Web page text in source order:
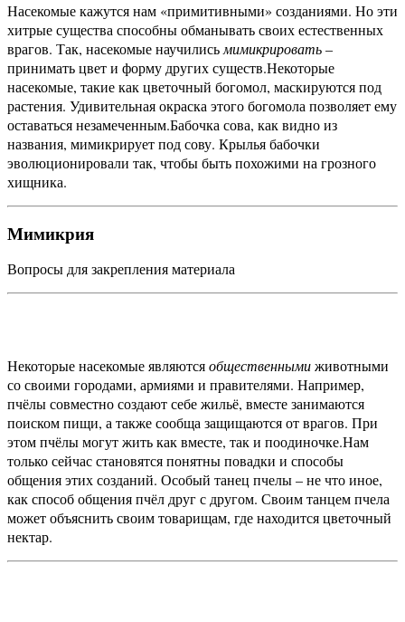
Насекомые кажутся нам «примитивными» созданиями. Но эти
хитрые существа способны обманывать своих естественных
врагов. Так, насекомые научилисьмимикрировать–
принимать цвет и форму других существ.Некоторые
насекомые, такие как цветочный богомол, маскируются под
растения. Удивительная окраска этого богомола позволяет ему
оставаться незамеченным.Бабочка сова, как видно из
названия, мимикрирует под сову. Крылья бабочки
эволюционировали так, чтобы быть похожими на грозного
хищника.
Мимикрия
Вопросы для закрепления материала
Некоторые насекомые являютсяобщественнымиживотными
со своими городами, армиями и правителями. Например,
пчёлы совместно создают себе жильё, вместе занимаются
поиском пищи, а также сообща защищаются от врагов. При
этом пчёлы могут жить как вместе, так и поодиночке.Нам
только сейчас становятся понятны повадки и способы
общения этих созданий. Особый танец пчелы – не что иное,
как способ общения пчёл друг с другом. Своим танцем пчела
может объяснить своим товарищам, где находится цветочный
нектар.